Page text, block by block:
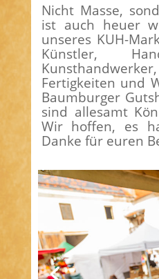
Nicht Masse,
ist auch heuer
unseres KUH-
Künstler,
Fertigkeiten und
Baumburger
sind allesamt
Wir hoffen, es
Danke für euren